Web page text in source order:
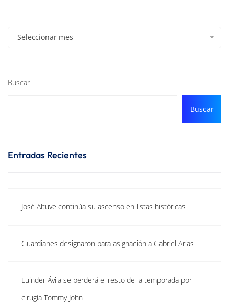
Seleccionar mes
Buscar
Buscar
Entradas Recientes
José Altuve continúa su ascenso en listas históricas
Guardianes designaron para asignación a Gabriel Arias
Luinder Ávila se perderá el resto de la temporada por
cirugía Tommy John